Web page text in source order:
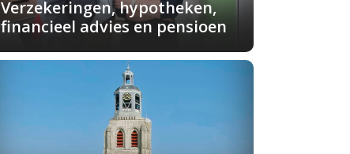
Verzekeringen, hypotheken,
financieel advies en pensioen